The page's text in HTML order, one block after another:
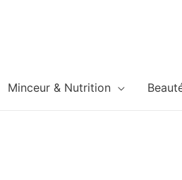
Minceur & Nutrition